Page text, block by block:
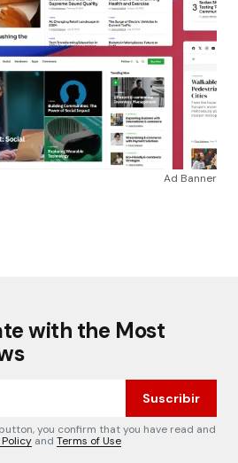
Ad Banner
with the Most
Suscribir
you confirm that you have read and
and Terms of Use